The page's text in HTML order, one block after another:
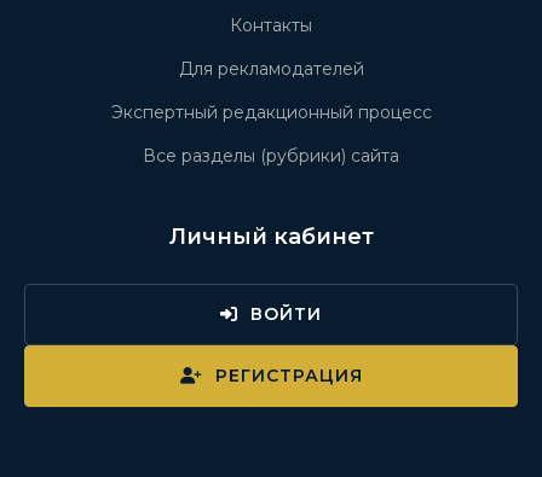
Контакты
Для рекламодателей
Экспертный редакционный процесс
Все разделы (рубрики) сайта
Личный кабинет
ВОЙТИ
РЕГИСТРАЦИЯ